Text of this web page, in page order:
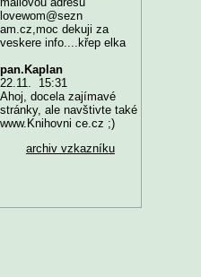
lovewom@sezn
am.cz,moc dekuji za
veskere info....křep elka
pan.Kaplan
22.11. 15:31
Ahoj, docela zajímavé
stránky, ale navštivte také
www.Knihovni ce.cz ;)
archiv vzkazníku